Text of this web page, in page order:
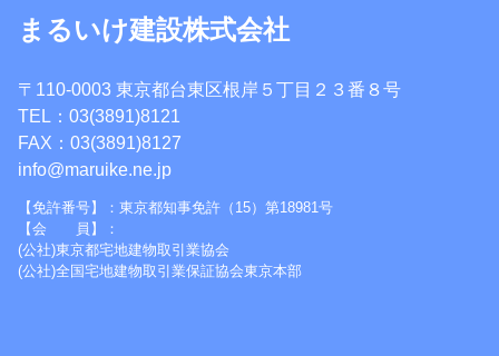
まるいけ建設株式会社
〒110-0003 東京都台東区根岸５丁目２３番８号
TEL：03(3891)8121
FAX：03(3891)8127
info@maruike.ne.jp
【免許番号】：東京都知事免許（15）第18981号
【会 員】：
(公社)東京都宅地建物取引業協会
(公社)全国宅地建物取引業保証協会東京本部